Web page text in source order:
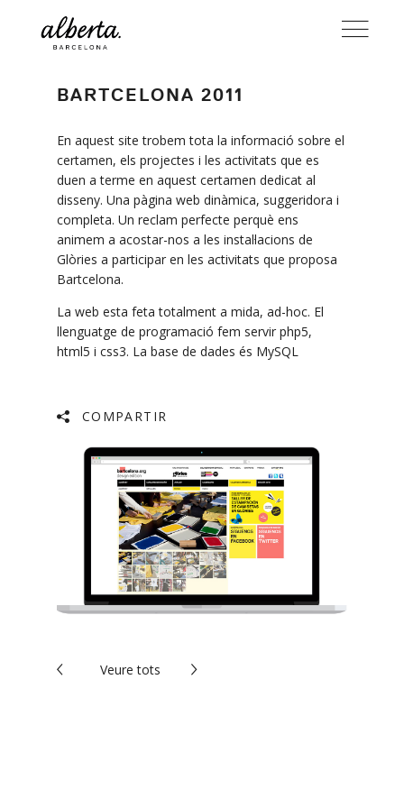
BARTCELONA 2011
En aquest site trobem tota la informació sobre el
certamen, els projectes i les activitats que es
duen a terme en aquest certamen dedicat al
disseny. Una pàgina web dinàmica, suggeridora i
completa. Un reclam perfecte perquè ens
animem a acostar-nos a les instal·lacions de
Glòries a participar en les activitats que proposa
Bartcelona.
La web esta feta totalment a mida, ad-hoc. El
llenguatge de programació fem servir php5,
html5 i css3. La base de dades és MySQL
COMPARTIR
Veure tots